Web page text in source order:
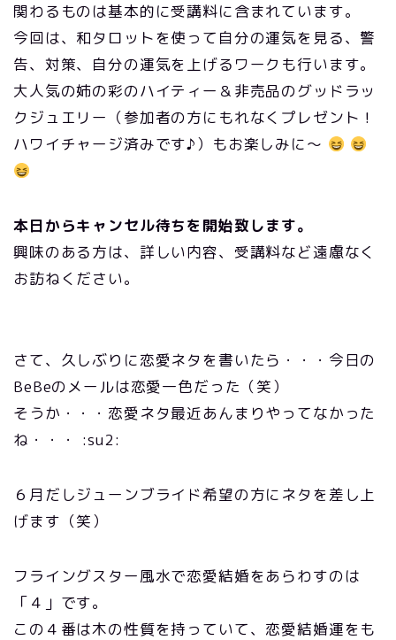
関わるものは基本的に受講料に含まれています。
今回は、和タロットを使って自分の運気を見る、警
告、対策、自分の運気を上げるワークも行います。
大人気の姉の彩のハイティー＆非売品のグッドラッ
クジュエリー（参加者の方にもれなくプレゼント！
ハワイチャージ済みです♪）もお楽しみに〜
本日からキャンセル待ちを開始致します。
興味のある方は、詳しい内容、受講料など遠慮なく
お訪ねください。
さて、久しぶりに恋愛ネタを書いたら・・・今日の
BeBeのメールは恋愛一色だった（笑）
そうか・・・恋愛ネタ最近あんまりやってなかった
ね・・・ :su2:
６月だしジューンブライド希望の方にネタを差し上
げます（笑）
フライングスター風水で恋愛結婚をあらわすのは
「４」です。
この４番は木の性質を持っていて、恋愛結婚運をも